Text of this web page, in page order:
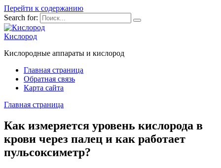
Перейти к содержанию
Search for:
Кислород
Кислородные аппараты и кислород
Главная страница
Обратная связь
Карта сайта
Главная страница
Как измеряется уровень кислорода в
крови через палец и как работает
пульсоксиметр?